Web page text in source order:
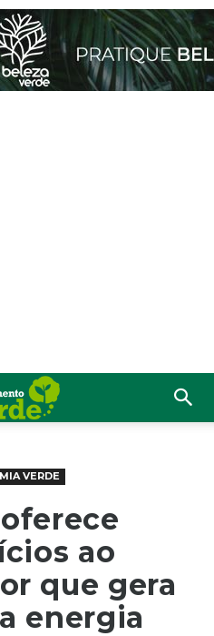
VERDE
ao
que gera
energia